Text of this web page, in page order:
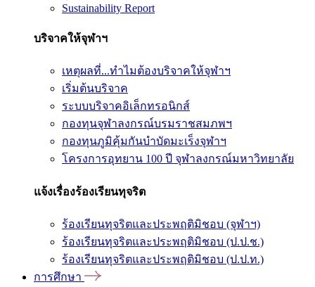
Sustainability Report
บริจาคให้จุฬาฯ
เหตุผลที่...ทำไมต้องบริจาคให้จุฬาฯ
เริ่มต้นบริจาค
ระบบบริจาคอิเล็กทรอนิกส์
กองทุนจุฬาลงกรณ์บรมราชสมภพฯ
กองทุนภูมิคุ้มกันบำบัดมะเร็งจุฬาฯ
โครงการอุทยาน 100 ปี จุฬาลงกรณ์มหาวิทยาลัย
แจ้งเรื่องร้องเรียนทุจริต
ร้องเรียนทุจริตและประพฤติมิชอบ (จุฬาฯ)
ร้องเรียนทุจริตและประพฤติมิชอบ (ป.ป.ช.)
ร้องเรียนทุจริตและประพฤติมิชอบ (ป.ป.ท.)
การศึกษา